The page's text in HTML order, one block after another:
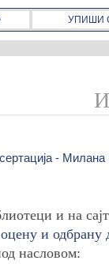
УПИШИ
-
и на
и одбрану
насловом: